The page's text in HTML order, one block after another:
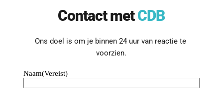
Contact met CDB
Ons doel is om je binnen 24 uur van reactie te
voorzien.
Naam(Vereist)